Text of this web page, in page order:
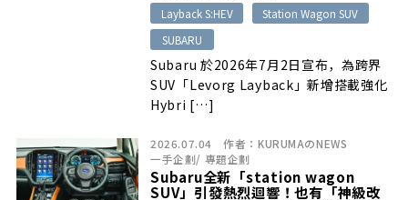
Layback S:HEV
Station Wagon SUV
SUBARU
Subaru 於2026年7月2日宣布，為跨界
SUV「Levorg Layback」新增搭載強化
Hybri […]
2026.07.04 作者： KURUMAのNEWS
一手企劃/ 專題企劃
Subaru全新「station wagon
SUV」引發熱烈迴響！也有「神級改